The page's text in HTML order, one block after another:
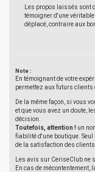
Les propos laissés sont
témoigner d'une
déplacé, contraire aux
Note :
En témoignant de votre
permettez aux futurs clients
De la même façon, si vous
et que vous avez un doute,
décision.
Toutefois, attention ! un
fiabilité d'une boutique.
de la satisfaction des clients
Les avis sur CeriseClub ne
En cas de